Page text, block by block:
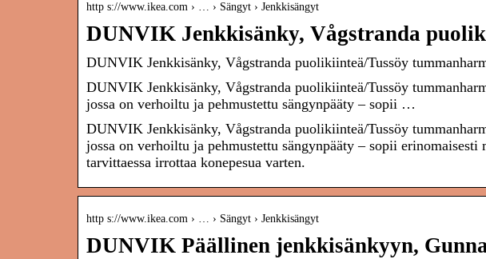
http s://www.ikea.com › … › Sängyt › Jenkkisängyt
DUNVIK Jenkkisänky, Vågstranda
DUNVIK Jenkkisänky, Vågstranda puolikiinteä/Tussöy
DUNVIK Jenkkisänky, Vågstranda puolikiinteä/Tussöy
jossa on verhoiltu ja pehmustettu sängynpääty – sopii …
DUNVIK Jenkkisänky, Vågstranda puolikiinteä/Tussöy
jossa on verhoiltu ja pehmustettu sängynpääty – sopii
tarvittaessa irrottaa konepesua varten.
http s://www.ikea.com › … › Sängyt › Jenkkisängyt
DUNVIK Päällinen jenkkisänkyyn,